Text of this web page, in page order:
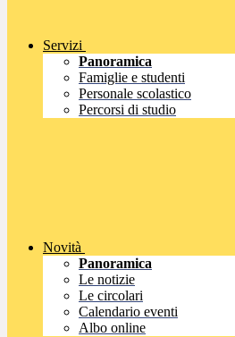
Servizi
Panoramica
Famiglie e studenti
Personale scolastico
Percorsi di studio
Novità
Panoramica
Le notizie
Le circolari
Calendario eventi
Albo online